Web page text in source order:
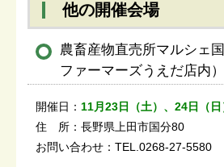
他の開催会場
農畜産物直売所マルシェ
ファーマーズうえだ店内）
開催日： 11月23日（土）、24日（日
住 所：長野県上田市国分80
お問い合わせ：TEL.0268-27-5580